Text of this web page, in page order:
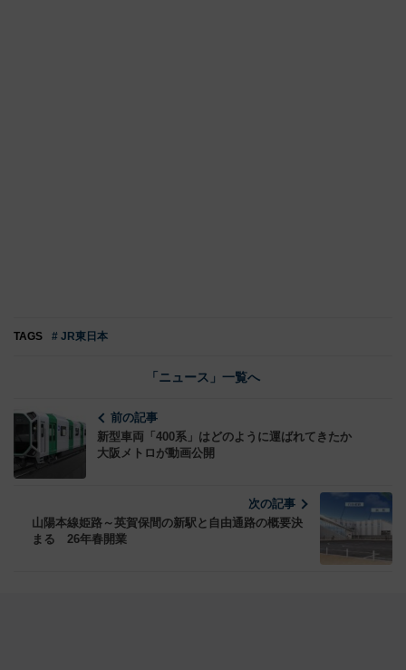
TAGS # JR東日本
「ニュース」一覧へ
前の記事
新型車両「400系」はどのように運ばれてきたか
大阪メトロが動画公開
次の記事
山陽本線姫路～英賀保間の新駅と自由通路の概要決
まる 26年春開業